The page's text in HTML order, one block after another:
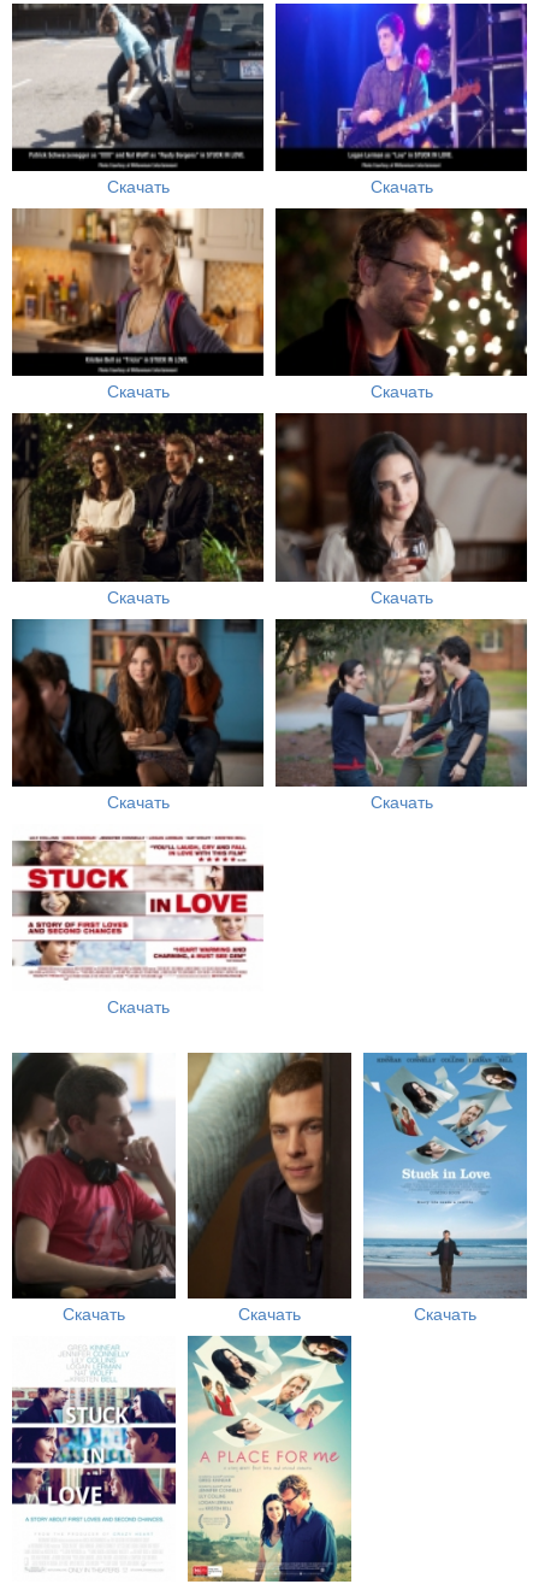
Скачать Скачать
Скачать Скачать
Скачать Скачать
Скачать Скачать
Скачать
Скачать Скачать Скачать